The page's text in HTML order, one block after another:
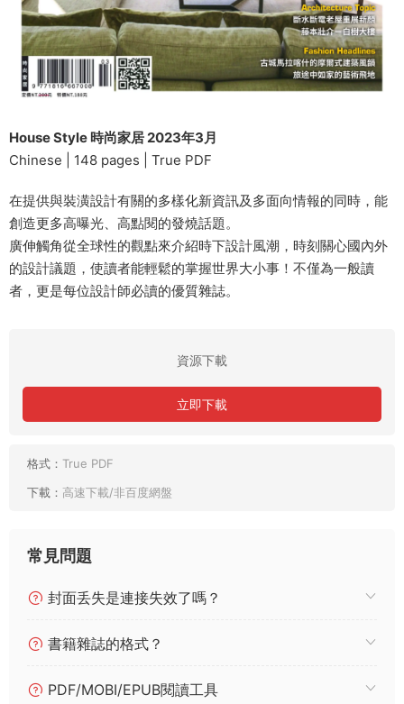
House Style 時尚家居 2023年3月
Chinese | 148 pages | True PDF
在提供與裝潢設計有關的多樣化新資訊及多面向情報的同時，能
創造更多高曝光、高點閱的發燒話題。
廣伸觸角從全球性的觀點來介紹時下設計風潮，時刻關心國內外
的設計議題，使讀者能輕鬆的掌握世界大小事！不僅為一般讀
者，更是每位設計師必讀的優質雜誌。
資源下載
立即下載
格式： True PDF
下載： 高速下載/非百度網盤
常見問題
封面丢失是連接失效了嗎？
書籍雜誌的格式？
PDF/MOBI/EPUB閱讀工具